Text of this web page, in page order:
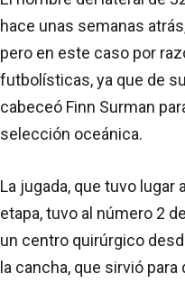
hace unas semanas
pero en este caso por
futbolísticas, ya que de
cabeceó Finn Surman
selección oceánica.
La jugada, que tuvo lugar
etapa, tuvo al número 2
un centro quirúrgico
la cancha, que sirvió